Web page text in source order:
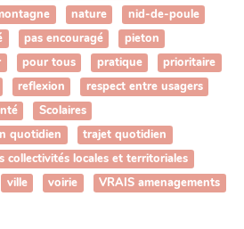
nature
nid-de-poule
pas encouragé
pieton
pour tous pratique
prioritaire
reflexion
respect entre usagers
Scolaires
quotidien
trajet quotidien
collectivités locales et territoriales
ville voirie VRAIS amenagements